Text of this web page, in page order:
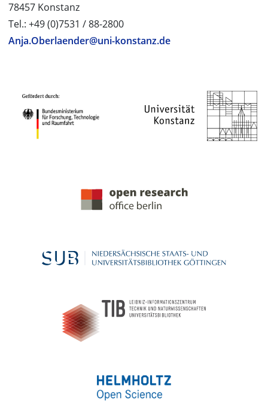
78457 Konstanz
Tel.: +49 (0)7531 / 88-2800
Anja.Oberlaender@uni-konstanz.de